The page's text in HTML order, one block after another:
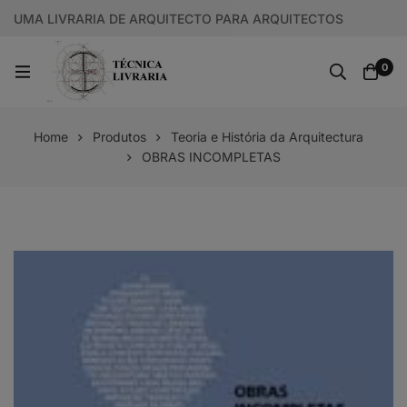
UMA LIVRARIA DE ARQUITECTO PARA ARQUITECTOS
0
Home Produtos
Teoria e História da Arquitectura
OBRAS INCOMPLETAS